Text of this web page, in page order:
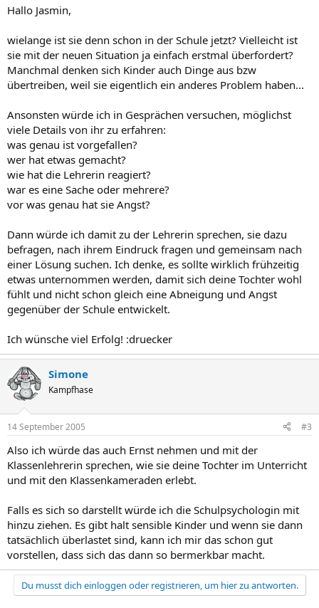
Hallo Jasmin,
wielange ist sie denn schon in der Schule jetzt? Vielleicht ist
sie mit der neuen Situation ja einfach erstmal überfordert?
Manchmal denken sich Kinder auch Dinge aus bzw
übertreiben, weil sie eigentlich ein anderes Problem haben...
Ansonsten würde ich in Gesprächen versuchen, möglichst
viele Details von ihr zu erfahren:
was genau ist vorgefallen?
wer hat etwas gemacht?
wie hat die Lehrerin reagiert?
war es eine Sache oder mehrere?
vor was genau hat sie Angst?
Dann würde ich damit zu der Lehrerin sprechen, sie dazu
befragen, nach ihrem Eindruck fragen und gemeinsam nach
einer Lösung suchen. Ich denke, es sollte wirklich frühzeitig
etwas unternommen werden, damit sich deine Tochter wohl
fühlt und nicht schon gleich eine Abneigung und Angst
gegenüber der Schule entwickelt.
Ich wünsche viel Erfolg! :druecker
Simone
Kampfhase
14 September 2005 #3
Also ich würde das auch Ernst nehmen und mit der
Klassenlehrerin sprechen, wie sie deine Tochter im Unterricht
und mit den Klassenkameraden erlebt.
Falls es sich so darstellt würde ich die Schulpsychologin mit
hinzu ziehen. Es gibt halt sensible Kinder und wenn sie dann
tatsächlich überlastet sind, kann ich mir das schon gut
vorstellen, dass sich das dann so bermerkbar macht.
Du musst dich einloggen oder registrieren, um hier zu antworten.